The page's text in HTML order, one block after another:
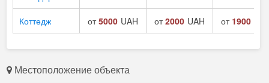
Коттедж от5000 UAH от2000 UAH от 1900
Местоположение объекта